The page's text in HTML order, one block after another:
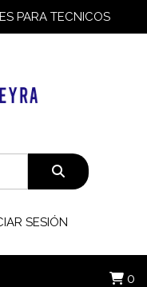
PARA TECNICOS
SESIÓN
0